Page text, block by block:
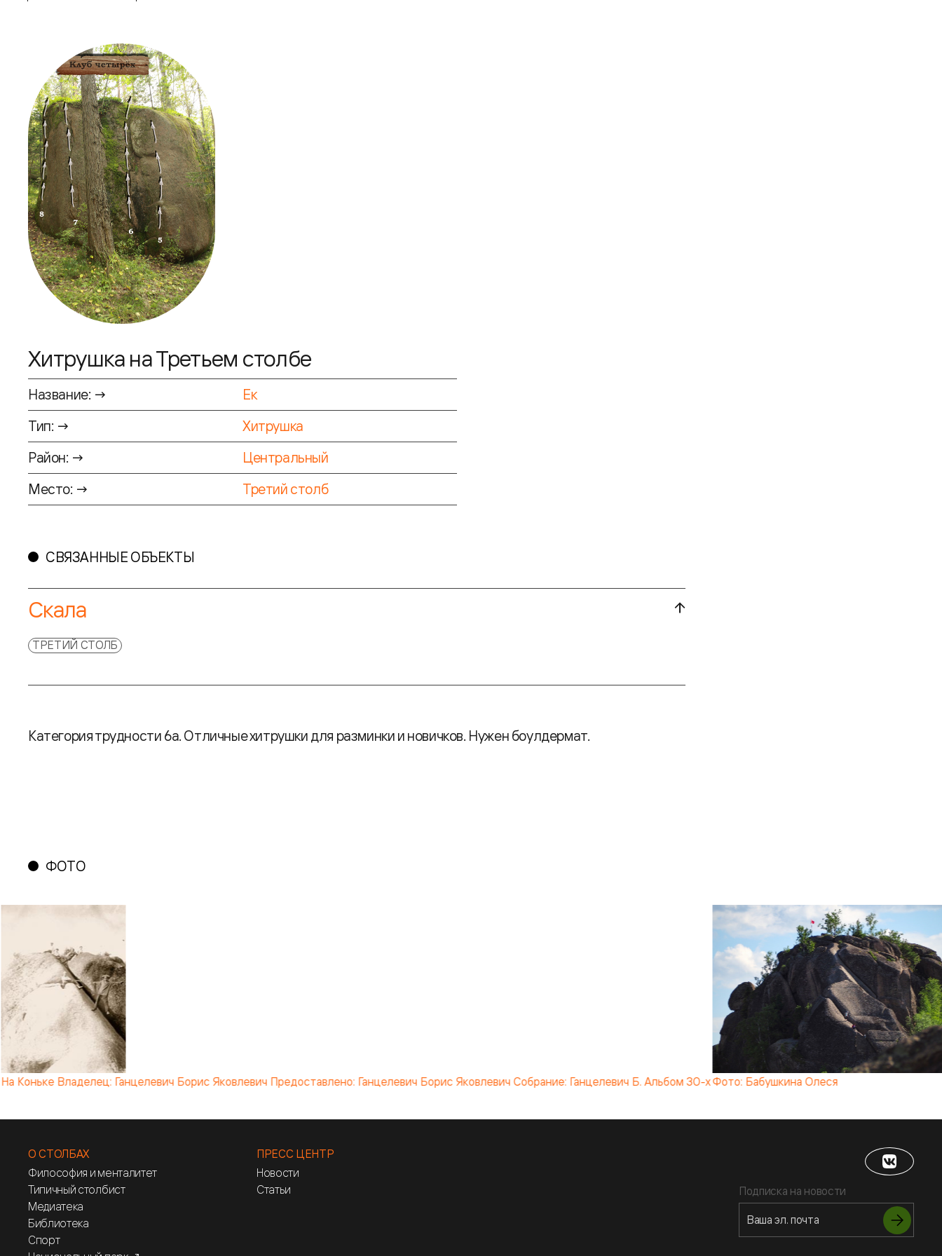
Хитрушка на Третьем столбе
Название: →
Ек
Тип: →
Хитрушка
Район: →
Центральный
Место: →
Третий столб
СВЯЗАННЫЕ ОБЪЕКТЫ
Скала
ТРЕТИЙ СТОЛБ
Категория трудности 6а. Отличные хитрушки для разминки и новичков. Нужен боулдермат.
ФОТО
На Коньке Владелец: Ганцелевич Борис Яковлевич Предоставлено: Ганцелевич Борис Яковлевич Собрание: Ганцелевич Б. Альбом 30-хФото: Бабушкина Олеся
О СТОЛБАХ
Философия и менталитет
Типичный столбист
Медиатека
Библиотека
Спорт
ПРЕСС ЦЕНТР
Новости
Статьи
Подписка на новости